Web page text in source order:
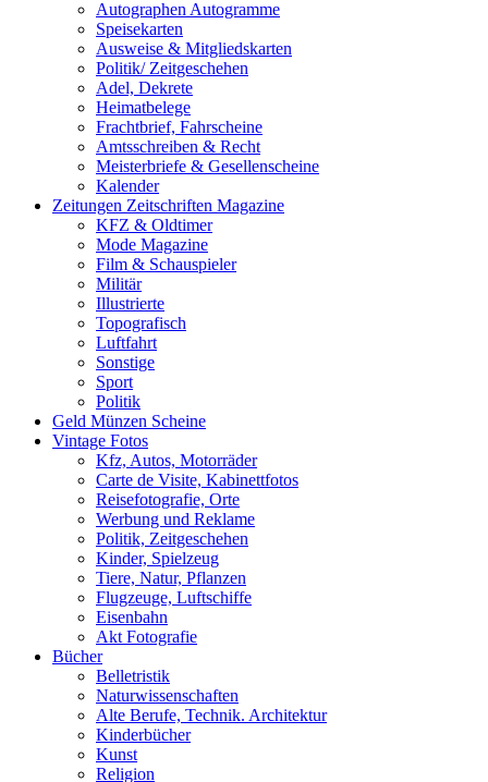
Autographen Autogramme
Speisekarten
Ausweise & Mitgliedskarten
Politik/ Zeitgeschehen
Adel, Dekrete
Heimatbelege
Frachtbrief, Fahrscheine
Amtsschreiben & Recht
Meisterbriefe & Gesellenscheine
Kalender
Zeitungen Zeitschriften Magazine
KFZ & Oldtimer
Mode Magazine
Film & Schauspieler
Militär
Illustrierte
Topografisch
Luftfahrt
Sonstige
Sport
Politik
Geld Münzen Scheine
Vintage Fotos
Kfz, Autos, Motorräder
Carte de Visite, Kabinettfotos
Reisefotografie, Orte
Werbung und Reklame
Politik, Zeitgeschehen
Kinder, Spielzeug
Tiere, Natur, Pflanzen
Flugzeuge, Luftschiffe
Eisenbahn
Akt Fotografie
Bücher
Belletristik
Naturwissenschaften
Alte Berufe, Technik. Architektur
Kinderbücher
Kunst
Religion